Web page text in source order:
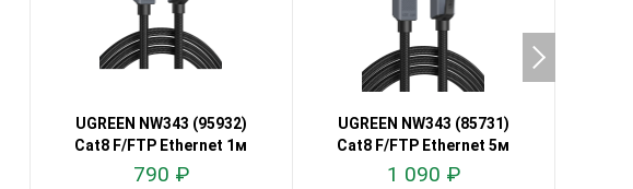
UGREEN NW343 (95932)
Cat8 F/FTP Ethernet 1м
790 ₽
UGREEN NW343 (85731)
Cat8 F/FTP Ethernet 5м
1 090 ₽